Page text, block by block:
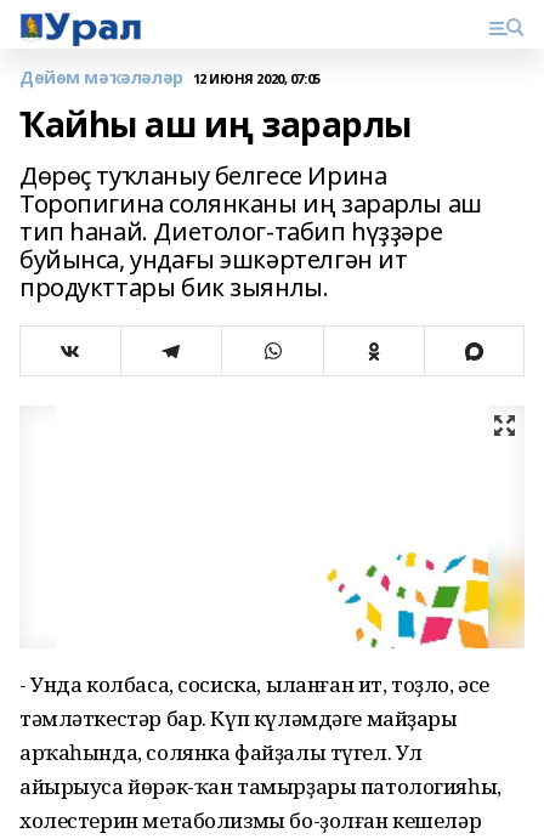
Дөйөм мәҡәләләр 12 ИЮНЯ 2020, 07:05
Ҡайһы аш иң зарарлы
Дөрөҫ туҡланыу белгесе Ирина
Торопигина солянканы иң зарарлы аш
тип һанай. Диетолог-табип һүҙҙәре
буйынса, ундағы эшкәртелгән ит
продукттары бик зыянлы.
- Унда колбаса, сосиска, ыҫланған ит, тоҙло, әсе
тәмләткестәр бар. Күп күләмдәге майҙары
арҡаһында, солянка файҙалы түгел. Ул
айырыуса йөрәк-ҡан тамырҙары патологияһы,
холестерин метаболизмы бо-ҙолған кешеләр